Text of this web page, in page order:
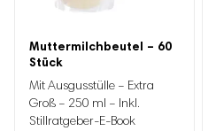
Muttermilchbeutel – 60
Stück
Mit Ausgusstülle – Extra
Groß – 250 ml – Inkl.
Stillratgeber-E-Book
Preis
war:
24.95
Preis
ist:
19.95.